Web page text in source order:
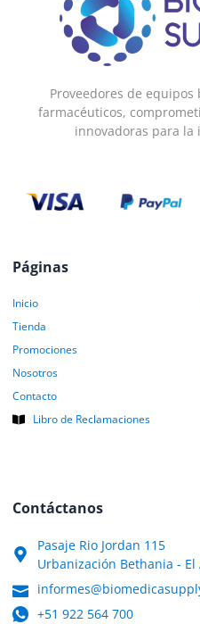
Proveedores de
farmacéuticos,
innovadoras para
Páginas
Inicio
Tienda
Promociones
Nosotros
Contacto
Libro de Reclamaciones
Contáctanos
Pasaje Rio Jordan 115
Urbanización Bethania - El
+51 922 564 700